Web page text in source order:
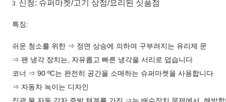
3. 신청: 슈퍼마켓/고기 상점/요리된 싯품점
특징:
쉬운 청소를 위한 ⇒ 정면 상승에 의하여 구부려지는 유리제 문
⇒ 팬 냉각 장치는, 자유롭고 빠른 냉각을 서리로 덥습니다
코너 ⇒ 90 ºC는 완전히 공간을 소매하는 슈퍼마켓을 사용합니다
⇒ 자동차 녹이는 디자인